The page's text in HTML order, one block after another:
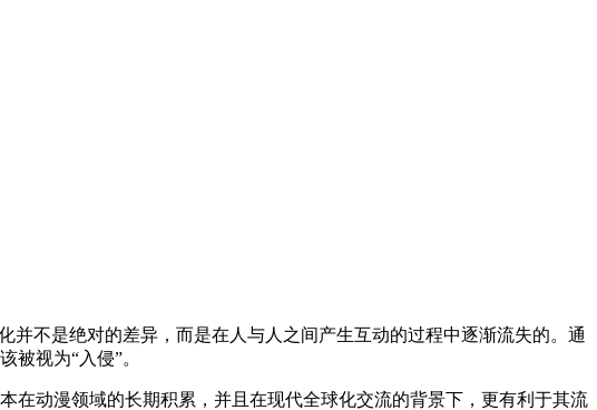
不是绝对的差异，而是在人与人之间产生互动的过程中逐渐流失的。通
被视为“入侵”。
在动漫领域的长期积累，并且在现代全球化交流的背景下，更有利于其流